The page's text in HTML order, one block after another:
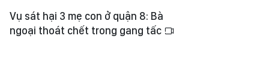
Vụ sát hại 3 mẹ con ở quận 8: Bà
ngoại thoát chết trong gang tấc